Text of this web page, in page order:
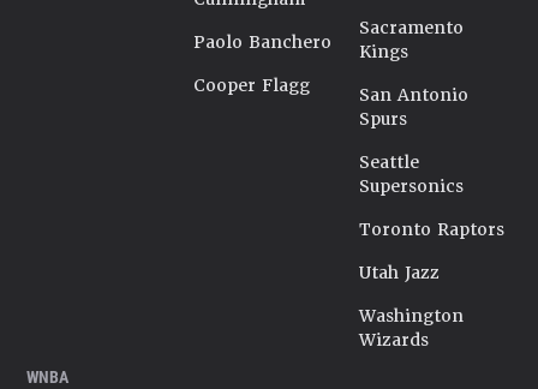
Paolo Banchero
Cooper Flagg
Sacramento
Kings
San Antonio
Spurs
Seattle
Supersonics
Toronto Raptors
Utah Jazz
Washington
Wizards
WNBA